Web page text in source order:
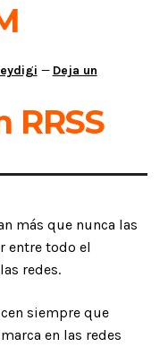
— Deja un
RRSS
más que nunca las
entre todo el
redes.
siempre que
en las redes